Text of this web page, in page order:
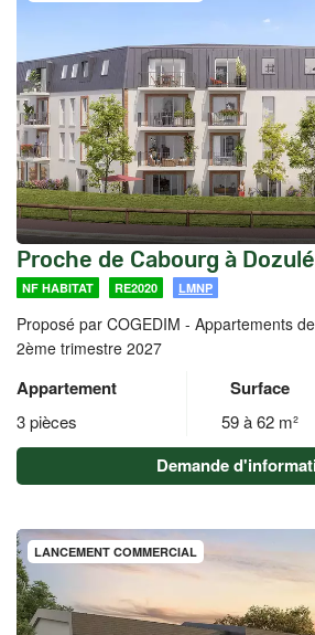
Proche de Cabourg à Dozulé
NF HABITAT RE2020 LMNP
Proposé par COGEDIM - Appartements
2ème trimestre 2027
Appartement Surface
3 pièces 59 à 62 m²
Demande
LANCEMENT COMMERCIAL